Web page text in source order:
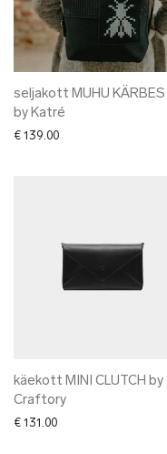
seljakott MUHU KÄRBES
by Katré
€ 139.00
käekott MINI CLUTCH by
Craftory
€ 131.00